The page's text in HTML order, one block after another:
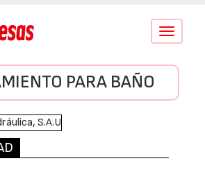
Conmutar
PARA BAÑO